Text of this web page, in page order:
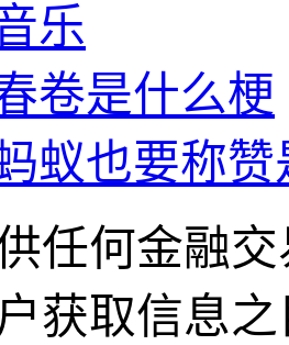
乐
卷是什么梗
蚁也要称赞
任何金融
获取信息